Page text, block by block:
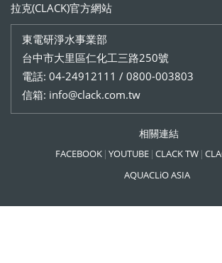
拉克(CLACK)官方網站
東電研淨水事業部
台中市大里區仁化工三路250號
電話: 04-24912111 / 0800-003803
信箱: info@clack.com.tw
相關連結
FACEBOOK YOUTUBE CLACK TW
AQUACLiO ASIA